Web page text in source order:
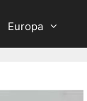
Europa